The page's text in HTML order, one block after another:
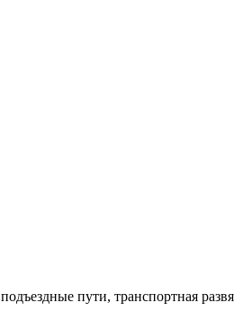
пути, транспортная